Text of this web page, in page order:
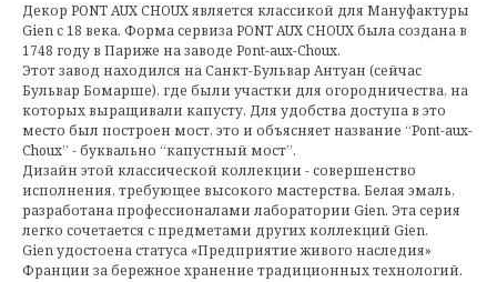
Декор PONT AUX CHOUX является классикой для Мануфактуры
Gien с 18 века. Форма сервиза PONT AUX CHOUX была создана в
1748 году в Париже на заводе Pont-aux-Choux.
Этот завод находился на Санкт-Бульвар Антуан (сейчас
Бульвар Бомарше), где были участки для огородничества, на
которых выращивали капусту. Для удобства доступа в это
место был построен мост, это и объясняет название “Pont-aux-
Choux” - буквально “капустный мост”.
Дизайн этой классической коллекции - совершенство
исполнения, требующее высокого мастерства. Белая эмаль,
разработана профессионалами лаборатории Gien. Эта серия
легко сочетается с предметами других коллекций Gien.
Gien удостоена статуса «Предприятие живого наследия»
Франции за бережное хранение традиционных технологий.